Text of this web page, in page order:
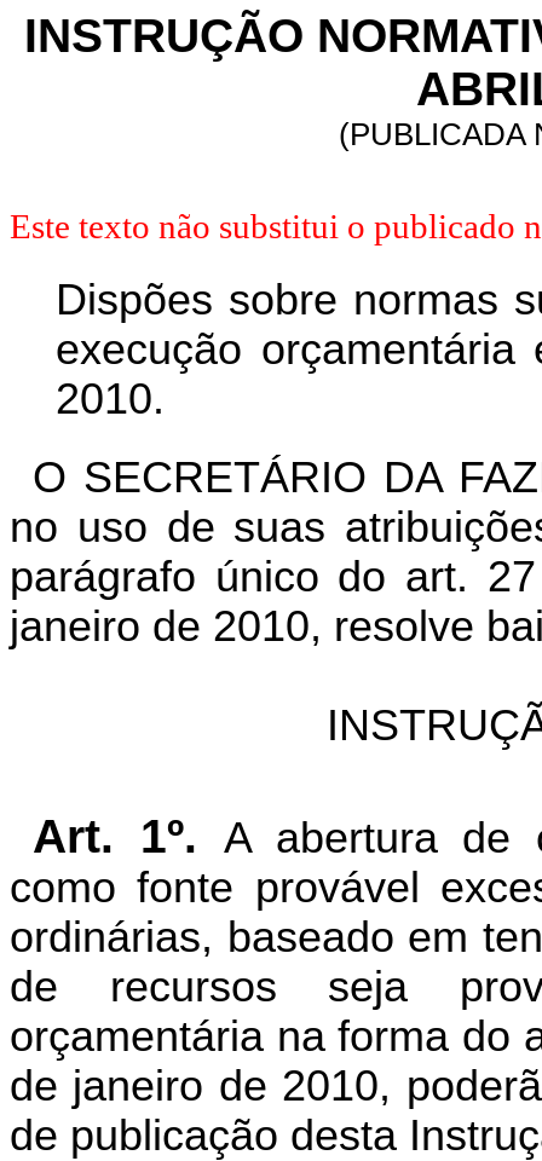
INSTRUÇÃO
(PUBLICADA
Este texto não substitui o publicado
Dispões sobre normas
execução
2010.
O SECRETÁRIO DA
no uso de suas
parágrafo único do art.
janeiro de 2010, resolve
Art. 1º. A abertura de
como fonte provável
ordinárias, baseado em
de recursos seja
orçamentária na forma do
de janeiro de 2010,
de publicação desta